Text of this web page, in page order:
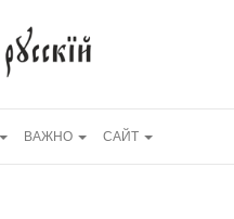
ВАЖНО САЙТ